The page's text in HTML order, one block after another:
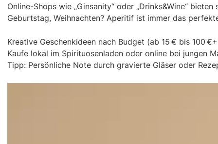
Online-Shops wie „Ginsanity“ oder „Drinks&Wine“
Geburtstag, Weihnachten? Aperitif ist immer das
Kreative Geschenkideen nach Budget (ab 15 € bis 100
Kaufe lokal im Spirituosenladen oder online bei jungen
Tipp: Persönliche Note durch gravierte Gläser oder